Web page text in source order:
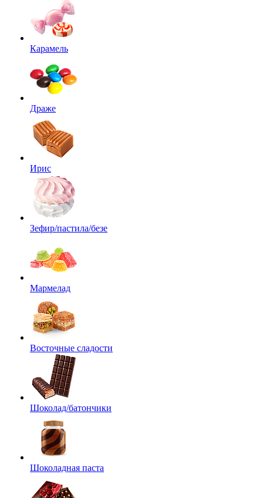
Карамель
Драже
Ирис
Зефир/пастила/безе
Мармелад
Восточные сладости
Шоколад/батончики
Шоколадная паста